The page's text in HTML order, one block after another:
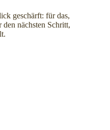
geschärft: für das,
nächsten Schritt,